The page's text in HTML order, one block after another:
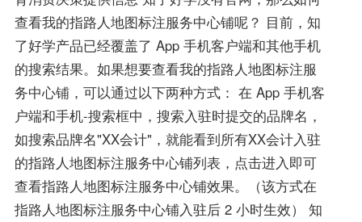
查看我的指路人地图标注服务中心铺呢？ 目前，知
了好学产品已经覆盖了 App 手机客户端和其他手机
的搜索结果。如果想要查看我的指路人地图标注服
务中心铺，可以通过以下两种方式： 在 App 手机客
户端和手机-搜索框中，搜索入驻时提交的品牌名，
如搜索品牌名"XX会计"，就能看到所有XX会计入驻
的指路人地图标注服务中心铺列表，点击进入即可
查看指路人地图标注服务中心铺效果。（该方式在
指路人地图标注服务中心铺入驻后 2 小时生效） 知